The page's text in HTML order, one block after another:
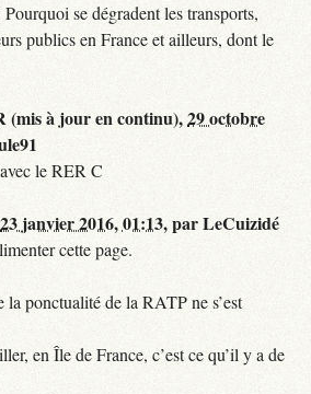
se dégradent les transports,
publics en France et ailleurs, dont le
(mis à jour en continu),29 octobre
le RER C
23 janvier 2016, 01:13,parLeCuizidé
cette page.
la ponctualité de la RATP ne s’est
en Île de France, c’est ce qu’il y a de